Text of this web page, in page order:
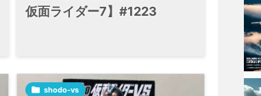
仮面ライダー7】#1223
 shodo-vs